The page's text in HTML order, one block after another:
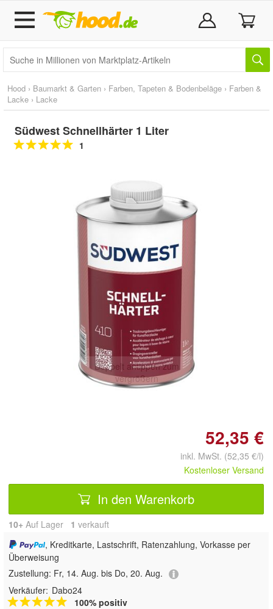
Hood › Baumarkt & Garten › Farben, Tapeten & Bodenbeläge › Farben &
Lacke › Lacke
Südwest Schnellhärter 1 Liter
1
Doppelt antippen zum
vergrößern
52,35 €
inkl. MwSt. (52,35 €/l)
Kostenloser Versand
In den Warenkorb
10+ Auf Lager 1 verkauft
, Kreditkarte, Lastschrift, Ratenzahlung, Vorkasse per
Überweisung
Zustellung: Fr, 14. Aug. bis Do, 20. Aug.
Verkäufer: Dabo24
100% positiv